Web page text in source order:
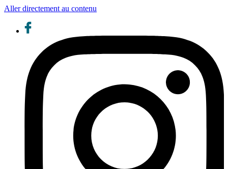
Aller directement au contenu